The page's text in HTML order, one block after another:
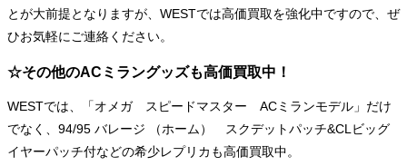
とが大前提となりますが、WESTでは高価買取を強化中ですので、ぜ
ひお気軽にご連絡ください。
☆その他のACミラングッズも高価買取中！
WESTでは、「オメガ スピードマスター ACミランモデル」だけ
でなく、94/95 バレージ （ホーム） スクデットパッチ&CLビッグ
イヤーパッチ付などの希少レプリカも高価買取中。